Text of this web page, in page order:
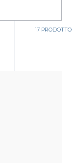
17 PRODOTTO